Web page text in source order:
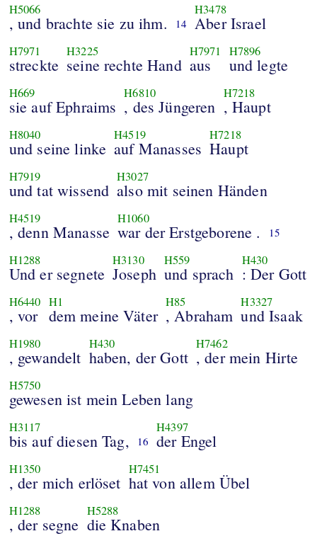
H5066
, und brachte sie zu ihm. 14
H3478
Aber Israel
H7971
streckte
H3225
seine rechte Hand
H7971
aus
H7896
und legte
H669
sie auf Ephraims
H6810
, des Jüngeren
H7218
, Haupt
H8040
und seine linke
H4519
auf Manasses
H7218
Haupt
H7919
und tat wissend
H3027
also mit seinen Händen
H4519
, denn Manasse
H1060
war der Erstgeborene . 15
H1288
Und er segnete
H3130
Joseph
H559
und sprach
H430
: Der Gott
H6440
, vor
H1
dem meine Väter
H85
, Abraham
H3327
und Isaak
H1980
, gewandelt
H430
haben, der Gott
H7462
, der mein Hirte
H5750
gewesen ist mein Leben lang
H3117
bis auf diesen Tag, 16
H4397
der Engel
H1350
, der mich erlöset
H7451
hat von allem Übel
H1288
, der segne
H5288
die Knaben